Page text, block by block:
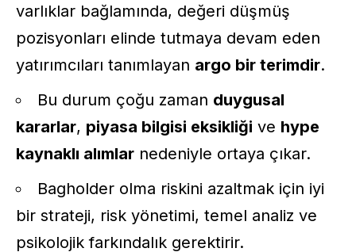
varlıklar bağlamında, değeri düşmüş
pozisyonları elinde tutmaya devam eden
yatırımcıları tanımlayan argo bir terimdir.
Bu durum çoğu zaman duygusal
kararlar, piyasa bilgisi eksikliği ve hype
kaynaklı alımlar nedeniyle ortaya çıkar.
Bagholder olma riskini azaltmak için iyi
bir strateji, risk yönetimi, temel analiz ve
psikolojik farkındalık gerektirir.